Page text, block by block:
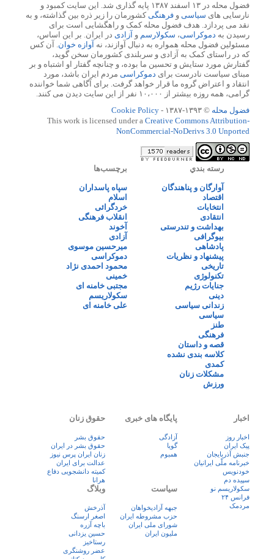
فضول محله در ۱۳ اسفند ۱۳۸۷ پایه گذاری شد. این سایت کمبود و
نارسایی های سیاسی و فرهنگیکشورمان را زیر ذره بین گذاشته، و به
نقد می پردازد. هدف فضول محله کمک و راهگشایی است برای
رسیدن به دموکراسی، سکولارسم و آزادی در ایران. بر این اساس،
مسئولین فضول محله همواره به دنبال آوازند، نه آوازه خوان. آن کس
که در راستای کمک به آزادی و سربلندی کشورمان سخن گوید،
گفتارش مورد ستایش و تحسین ما بوده، و چنانچه گفتار او اشتباه و بر
مبنای سیاست نادرست برای دموکراسی مردم ایران باشد، مورد
انتقاد و اعتراض گروه ما قرار خواهد گرفت. برای آگاهی شما خواننده
گرامی، همه روزه بیشتر از ۱۰،۰۰۰ نفر از این سایت دیدن می کنند.
فضول محله © ۱۳۹۳-۱۳۸۷ -
Cookie Policy
This work is licensed under a Creative Commons Attribution-
NonCommercial-NoDerivs 3.0 Unported
رسته بندي
آوارگان و پناهندگان
اقتصاد
انتخابات
انتقادی
بهداشت و تندرستی
بیوگرافی
پادشاهی
پیشنهاد و نظریات
تاریخی
تکنولوژی
جنایات رژیم
دینی
زندانی سیاسی
سیاسی
طنز
فرهنگی
قصه و داستان
کلاسه بندی نشده
کمدی
مشکلات زنان
ورزش
برچسب‌ها
سپاه پاسداران
اسلام
خردگرائی
انقلاب فرهنگی
آخوند
آزادی
میرحسین موسوی
دموکراسی
محمود احمدی نژاد
خمینی
مجتبی خامنه ای
سکولاریسم
علی خامنه ای
اخبار
اخبار روز
پيک ايران
جنبش آذربایجان
خبرنامه ملّی ایرانیان
خودنویس
سپیده دم
سکولاریسم نو
فرانس ۲۴
مردمک
پایگاه های خبری
آزادگی
گویا
همبوم
حقوق زنان
حقوق بشر
حقوق بشر در ایران
زنان ايران پرس نيوز
عدالت برای ایران
کمیته دانشجویی دفاع
هرانا
سیاست
جبهه آزادیخواهان
حزب مشروطه ایران
شورای ملی ایران
ملیون ایران
وبلاگ
آذرخش
اصغر ارسنگ
باچه آزره
حسین یزدانی
رستاخیز
عضر روشنگری